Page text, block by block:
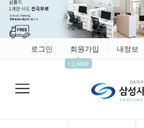
로그인 회원가입
▲
+2,000P
내정보